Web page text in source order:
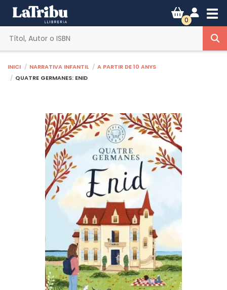
0
Inici Narrativa infantil
A partir de 10 anys
QUATRE GERMANES: ENID